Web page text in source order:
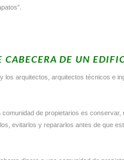
CABECERA DE UN
los arquitectos, arquitectos técnicos e
de propietarios es
evitarlos y repararlos antes de que